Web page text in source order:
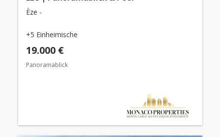
Èze -
+5 Einheimische
19.000 €
Panoramablick